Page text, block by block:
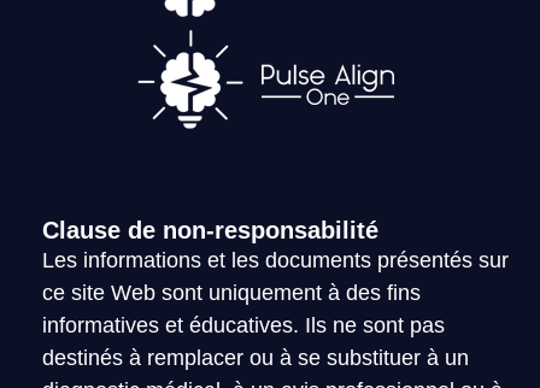
Clause de non-responsabilité
Les informations et les documents présentés sur
ce site Web sont uniquement à des fins
informatives et éducatives. Ils ne sont pas
destinés à remplacer ou à se substituer à un